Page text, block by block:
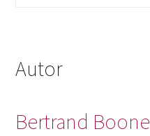
Autor
Bertrand Boone